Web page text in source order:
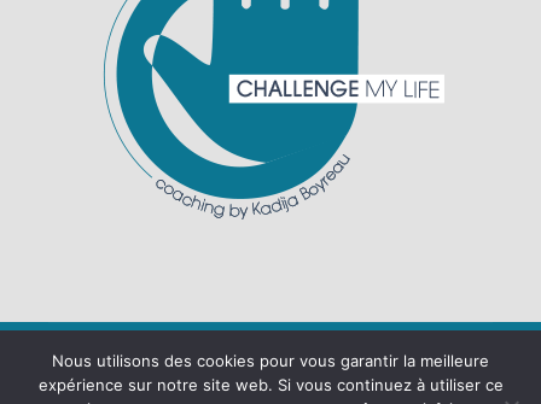
Nous utilisons des cookies pour vous garantir la meilleure
expérience sur notre site web. Si vous continuez à utiliser ce